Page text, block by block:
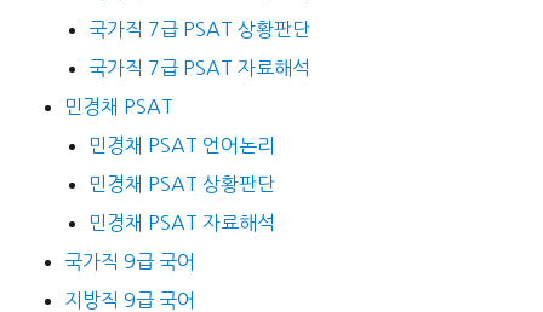
국가직 7급 PSAT 상황판단
국가직 7급 PSAT 자료해석
민경채 PSAT
민경채 PSAT 언어논리
민경채 PSAT 상황판단
민경채 PSAT 자료해석
국가직 9급 국어
지방직 9급 국어